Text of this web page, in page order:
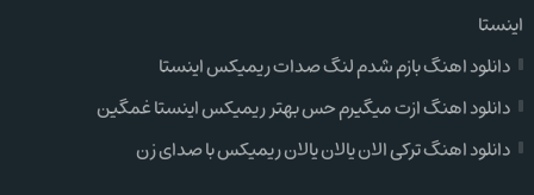
اینستا
دانلود اهنگ بازم شدم لنگ صدات ریمیکس اینستا
دانلود اهنگ ازت میگیرم حس بهتر ریمیکس اینستا غمگین
دانلود اهنگ ترکی الان یالان یالان ریمیکس با صدای زن